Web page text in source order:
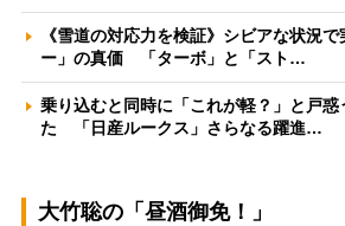
《雪道の対応力を検証》シビアな状況
ー」の真価 「ターボ」と「スト…
乗り込むと同時に「これが軽？」と戸惑
た 「日産ルークス」さらなる躍進…
大竹聡の「昼酒御免！」